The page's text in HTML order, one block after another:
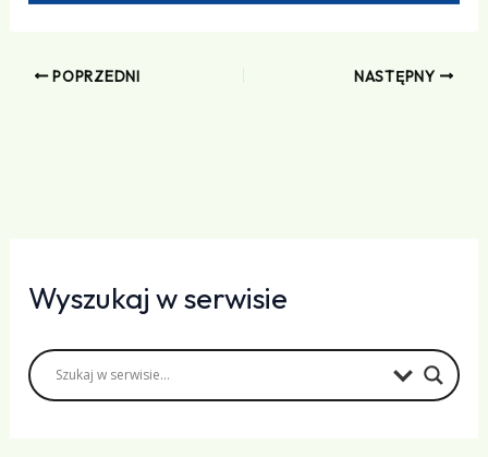
POPRZEDNI NASTĘPNY
Wyszukaj w serwisie